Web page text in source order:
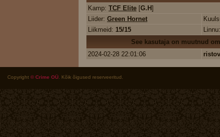
Kamp: TCF Elite [G.H]
Liider: Green Hornet
Liikmeid: 15/15
See kasutaja on muutnud
2024-02-28 22:01:06
Copyright © Crime OÜ . Kõik õigused reserveeritud.